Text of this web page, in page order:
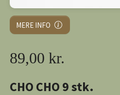
MERE INFO
CHO CHO 9 stk.
89,00 kr.